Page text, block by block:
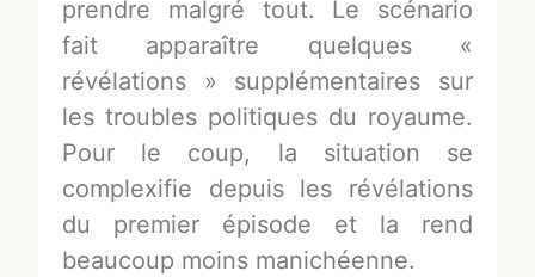
prendre malgré tout. Le scénario
fait apparaître quelques «
révélations » supplémentaires sur
les troubles politiques du royaume.
Pour le coup, la situation se
complexifie depuis les révélations
du premier épisode et la rend
beaucoup moins manichéenne.